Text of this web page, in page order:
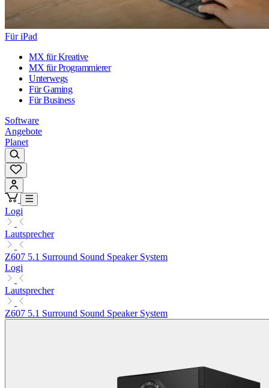
Für iPad
MX für Kreative
MX für Programmierer
Unterwegs
Für Gaming
Für Business
Software
Angebote
Planet
Logi
Lautsprecher
Z607 5.1 Surround Sound Speaker System
Logi
Lautsprecher
Z607 5.1 Surround Sound Speaker System